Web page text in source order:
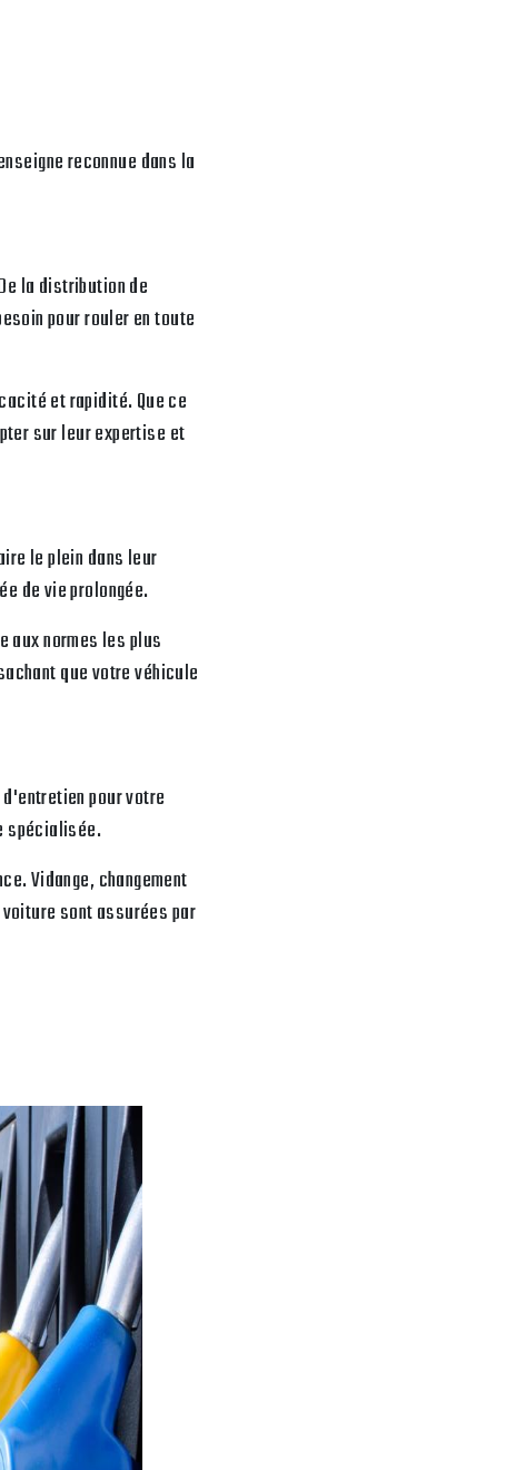
reconnue dans la
la distribution de
pour rouler en toute
et rapidité. Que ce
sur leur expertise et
le plein dans leur
de vie prolongée.
aux normes les plus
que votre véhicule
pour votre
spécialisée.
Vidange, changement
sont assurées par